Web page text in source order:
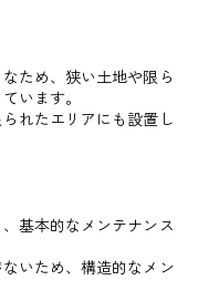
ため、狭い土地や限ら
います。
れたエリアにも設置し
基本的なメンテナンス
いため、構造的なメン